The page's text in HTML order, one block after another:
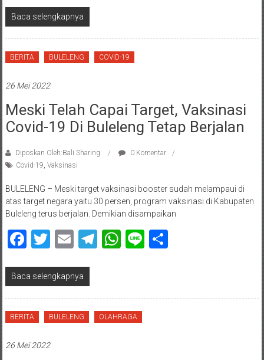
Baca selengkapnya
BERITA BULELENG COVID-19
26 Mei 2022
Meski Telah Capai Target, Vaksinasi
Covid-19 Di Buleleng Tetap Berjalan
Diposkan Oleh:Bali Sharing
0 Komentar
Covid-19, Vaksinasi
BULELENG – Meski target vaksinasi booster sudah melampaui di
atas target negara yaitu 30 persen, program vaksinasi di Kabupaten
Buleleng terus berjalan. Demikian disampaikan
Facebook
Twitter
EmailTelegram
WhatsApp
Line
Baca selengkapnya
BERITA BULELENG OLAHRAGA
26 Mei 2022